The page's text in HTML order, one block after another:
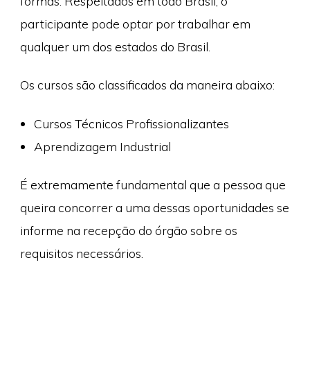
participante pode optar por trabalhar em
qualquer um dos estados do Brasil.
Os cursos são classificados da maneira abaixo:
Cursos Técnicos Profissionalizantes
Aprendizagem Industrial
É extremamente fundamental que a pessoa que
queira concorrer a uma dessas oportunidades se
informe na recepção do órgão sobre os
requisitos necessários.